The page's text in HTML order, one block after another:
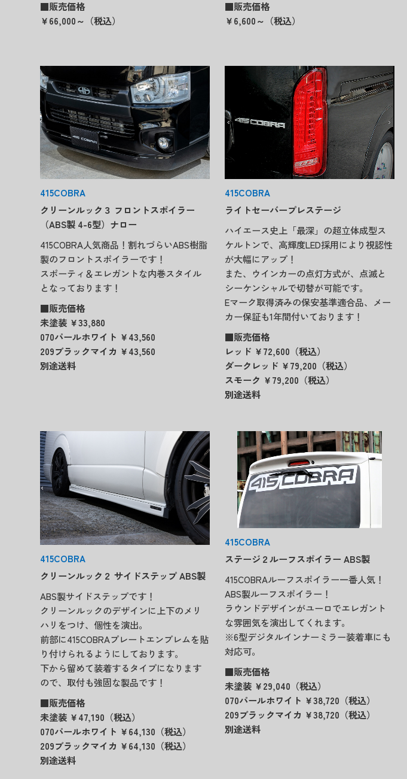
■販売価格
￥66,000～（税込）
■販売価格
￥6,600～（税込）
415COBRA
クリーンルック３ フロントスポイラー
（ABS製 4-6型）ナロー
415COBRA人気商品！割れづらいABS樹脂
製のフロントスポイラーです！
スポーティ＆エレガントな内巻スタイル
となっております！
■販売価格
未塗装 ￥33,880
070パールホワイト ￥43,560
209ブラックマイカ ￥43,560
別途送料
415COBRA
ライトセーバープレステージ
ハイエース史上「最深」の超立体成型ス
ケルトンで、高輝度LED採用により視認性
が大幅にアップ！
また、ウインカーの点灯方式が、点滅と
シーケンシャルで切替が可能です。
Eマーク取得済みの保安基準適合品、メー
カー保証も1年間付いております！
■販売価格
レッド ￥72,600（税込）
ダークレッド ￥79,200（税込）
スモーク ￥79,200（税込）
別途送料
415COBRA
クリーンルック２ サイドステップ ABS製
ABS製サイドステップです！
クリーンルックのデザインに上下のメリ
ハリをつけ、個性を演出。
前部に415COBRAプレートエンブレムを貼
り付けられるようにしております。
下から留めて装着するタイプになります
ので、取付も強固な製品です！
■販売価格
未塗装 ￥47,190（税込）
070パールホワイト ￥64,130（税込）
209ブラックマイカ ￥64,130（税込）
別途送料
415COBRA
ステージ２ルーフスポイラー ABS製
415COBRAルーフスポイラー一番人気！
ABS製ルーフスポイラー！
ラウンドデザインがユーロでエレガント
な雰囲気を演出してくれます。
※6型デジタルインナーミラー装着車にも
対応可。
■販売価格
未塗装 ￥29,040（税込）
070パールホワイト ￥38,720（税込）
209ブラックマイカ ￥38,720（税込）
別途送料